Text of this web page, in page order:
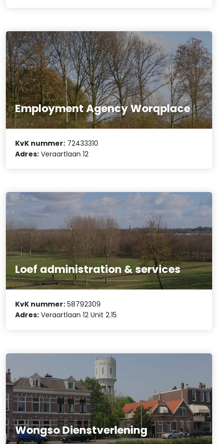
Employment Agency Worqplace
KvK nummer: 72433310
Adres: Veraartlaan 12
Loef administration & services
KvK nummer: 58792309
Adres: Veraartlaan 12 Unit 2.15
Wongso Dienstverlening